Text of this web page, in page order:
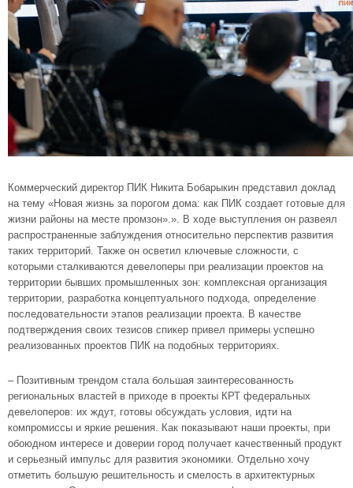
Коммерческий директор ПИК Никита Бобарыкин представил доклад
на тему «Новая жизнь за порогом дома: как ПИК создает готовые для
жизни районы на месте промзон».». В ходе выступления он развеял
распространенные заблуждения относительно перспектив развития
таких территорий. Также он осветил ключевые сложности, с
которыми сталкиваются девелоперы при реализации проектов на
территории бывших промышленных зон: комплексная организация
территории, разработка концептуального подхода, определение
последовательности этапов реализации проекта. В качестве
подтверждения своих тезисов спикер привел примеры успешно
реализованных проектов ПИК на подобных территориях.
– Позитивным трендом стала большая заинтересованность
региональных властей в приходе в проекты КРТ федеральных
девелоперов: их ждут, готовы обсуждать условия, идти на
компромиссы и яркие решения. Как показывают наши проекты, при
обоюдном интересе и доверии город получает качественный продукт
и серьезный импульс для развития экономики. Отдельно хочу
отметить большую решительность и смелость в архитектурных